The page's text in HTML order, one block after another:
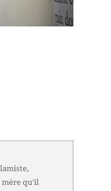
mère qu'il